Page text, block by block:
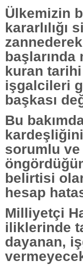
Ülkemizin
kararlılığı
kuran
işgalcileri
başkası
Bu
sorumlu
belirtisi
hesap
Milliyetçi
iliklerinde
dayanan,